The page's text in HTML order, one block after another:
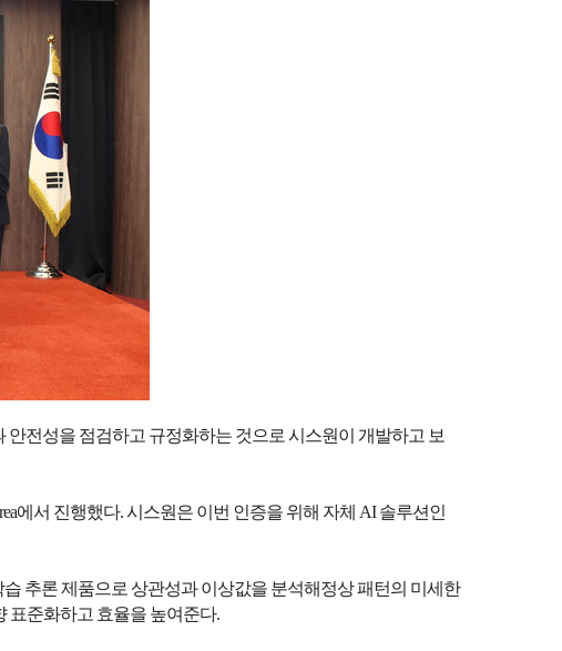
전성을 점검하고 규정화하는 것으로 시스원이 개발하고 보
에서 진행했다. 시스원은 이번 인증을 위해 자체 AI 솔루션인
습 추론 제품으로 상관성과 이상값을 분석해정상 패턴의 미세한
표준화하고 효율을 높여준다.